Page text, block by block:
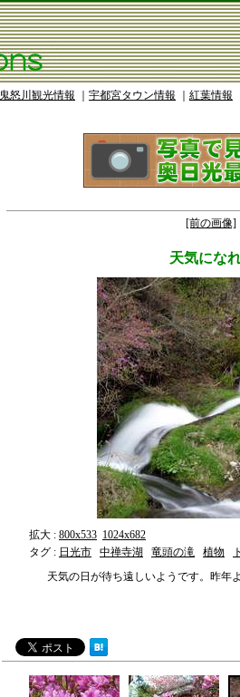
鬼怒川観光情報 宇都宮タウン情報 紅葉情報
[前の画像]
天気にな
拡大 : 800x533 1024x682
タグ : 日光市 中禅寺湖 竜頭の滝 植物
天気の日が待ち遠しいようです。昨年